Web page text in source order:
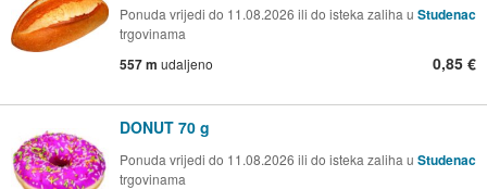
Ponuda vrijedi do 11.08.2026 ili do isteka zaliha u Studenac
trgovinama
557 m udaljeno 0,85 €
DONUT 70 g
Ponuda vrijedi do 11.08.2026 ili do isteka zaliha u Studenac
trgovinama